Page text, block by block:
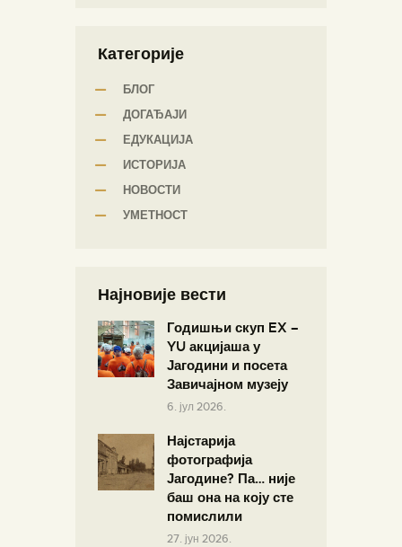
Категорије
БЛОГ
ДОГАЂАЈИ
ЕДУКАЦИЈА
ИСТОРИЈА
НОВОСТИ
УМЕТНОСТ
Најновије вести
Годишњи скуп EX –
YU акцијаша у
Јагодини и посета
Завичајном музеју
6. јул 2026.
Најстарија
фотографија
Јагодине? Па… није
баш она на коју сте
помислили
27. јун 2026.